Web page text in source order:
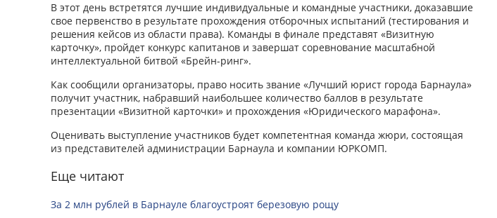
В этот день встретятся лучшие индивидуальные и командные участники, доказавшие
свое первенство в результате прохождения отборочных испытаний (тестирования и
решения кейсов из области права). Команды в финале представят «Визитную
карточку», пройдет конкурс капитанов и завершат соревнование масштабной
интеллектуальной битвой «Брейн-ринг».
Как сообщили организаторы, право носить звание «Лучший юрист города Барнаула»
получит участник, набравший наибольшее количество баллов в результате
презентации «Визитной карточки» и прохождения «Юридического марафона».
Оценивать выступление участников будет компетентная команда жюри, состоящая
из представителей администрации Барнаула и компании ЮРКОМП.
Еще читают
За 2 млн рублей в Барнауле благоустроят березовую рощу